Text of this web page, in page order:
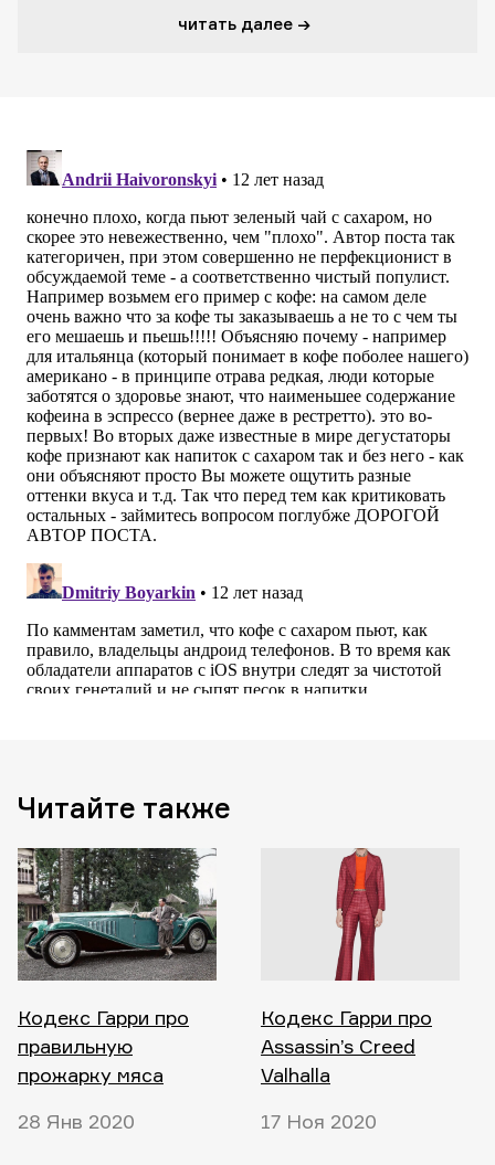
читать далее →
Читайте также
Кодекс Гарри про
правильную
прожарку мяса
28 Янв 2020
Кодекс Гарри про
Assassin’s Creed
Valhalla
17 Ноя 2020